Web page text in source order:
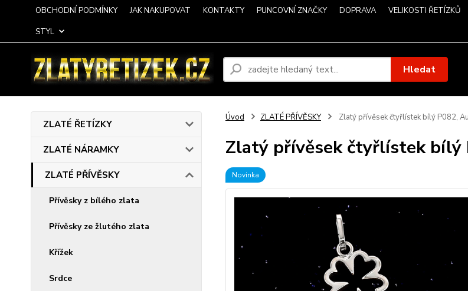
OBCHODNÍ PODMÍNKY JAK NAKUPOVAT KONTAKTY PUNCOVNÍ ZNAČKY DOPRAVA VELIKOSTI ŘETÍZKŮ
STYL
Hledat
ZLATÉ ŘETÍZKY
ZLATÉ NÁRAMKY
ZLATÉ PŘÍVĚSKY
Přívěsky z bílého zlata
Přívěsky ze žlutého zlata
Křížek
Srdce
Úvod ZLATÉ PŘÍVĚSKY Zlatý přívěsek čtyřlístek bílý P082,
Zlatý přívěsek čtyřlístek bílý
Novinka